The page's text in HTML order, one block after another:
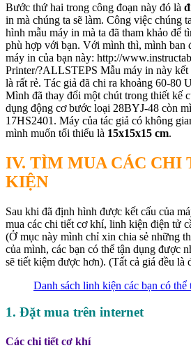
Bước thứ hai trong công đoạn này đó là
in mà chúng ta sẽ làm. Công việc chúng
hình mẫu máy in mà ta đã tham khảo để
phù hợp với bạn. Với mình thì, mình ban
máy in của bạn này: http://
Printer/?ALLSTEPS Mẫu máy in này kết
là rất rẻ. Tác giả đã chi ra khoảng 60-80
Mình đã thay đổi một chút trong thiết kế
dụng động cơ bước loại 28BYJ-48 còn
17HS2401. Máy của tác giả có không
mình muốn tối thiểu là 15x15x15 cm.
IV. TÌM MUA CÁC CHI
KIỆN
Sau khi đã định hình được kết cấu của
mua các chi tiết cơ khí, linh kiện điện tử
(Ở mục này mình chỉ xin chia sẻ những
của mình, các bạn có thể tận dụng được
sẽ tiết kiệm được hơn). (Tất cả giá đều là
Danh sách linh kiện các bạn có thể
1. Đặt mua trên internet
Các chi tiết cơ khí